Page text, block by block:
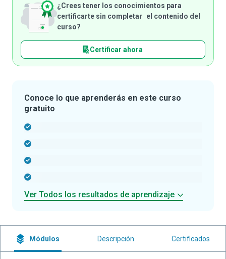
¿Crees tener los conocimientos para
certificarte sin completar el contenido del
curso?
Certificar ahora
Conoce lo que aprenderás en este curso
gratuito
Ver Todos los resultados de aprendizaje
Módulos Descripción Certificados